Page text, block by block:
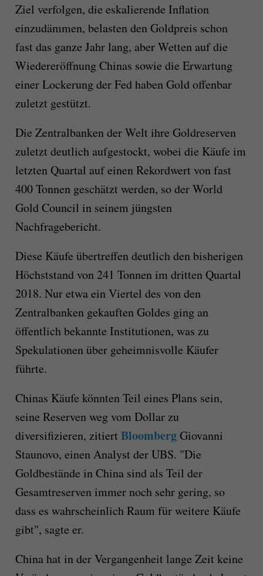
Ziel verfolgen, die eskalierende Inflation
einzudämmen, belasten den Goldpreis schon
fast das ganze Jahr lang, aber Wetten auf die
Wiedereröffnung Chinas sowie die Erwartung
einer Lockerung der Fed haben Gold offenbar
zuletzt gestützt.
Die Zentralbanken der Welt ihre Goldreserven
zuletzt deutlich aufgestockt, wobei die Käufe im
letzten Quartal auf einen Rekordwert von fast
400 Tonnen geschätzt werden, so der World
Gold Council in seinem jüngsten
Nachfragebericht.
Diese Käufe übertreffen deutlich den bisherigen
Höchststand von 241 Tonnen im dritten Quartal
2018. Nur etwa ein Viertel des von den
Zentralbanken gekauften Goldes ging an
öffentlich bekannte Institutionen, was zu
Spekulationen über geheimnisvolle Käufer
führte.
Chinas Käufe könnten Teil eines Plans sein,
seine Reserven weg vom Dollar zu
diversifizieren, zitiert BloombergGiovanni
Staunovo, einen Analyst der UBS. "Die
Goldbestände in China sind als Teil der
Gesamtreserven immer noch sehr gering, so
dass es wahrscheinlich Raum für weitere Käufe
gibt", sagte er.
China hat in der Vergangenheit lange Zeit keine